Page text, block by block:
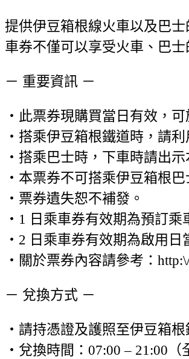
提供伊豆箱根線火車以及巴
車券不僅可以享受火車、巴
－ 重要資訊 －
・此票券現購買當日有效，
・搭乘伊豆箱根鐵道時，請
・搭乘巴士時，下車時請出
・本票券不可搭乘伊豆箱根
・票券遺失恕不補發。
・1 日乘車券有效期為預訂乘
・2 日乘車券有效期為啟用日
・關於票券內容請參考：
－ 兌換方式 －
・請持憑證及護照至伊豆箱
・兌換時間：07:00 – 21:00（